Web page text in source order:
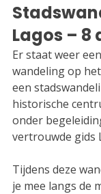
Lagos – 8
Er staat weer
wandeling op
een
historische
onder
vertrouwde gids
Tijdens deze
je mee langs de